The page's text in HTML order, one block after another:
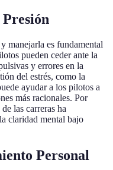
manejarla es fundamental
pueden ceder ante la
y errores en la
del estrés, como la
ayudar a los pilotos a
más racionales. Por
las carreras ha
claridad mental bajo
Personal